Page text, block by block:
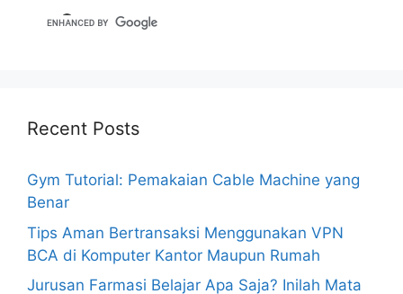
Recent Posts
Gym Tutorial: Pemakaian Cable Machine yang
Benar
Tips Aman Bertransaksi Menggunakan VPN
BCA di Komputer Kantor Maupun Rumah
Jurusan Farmasi Belajar Apa Saja? Inilah Mata